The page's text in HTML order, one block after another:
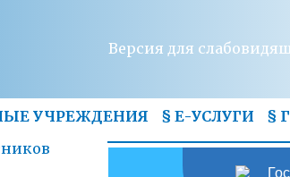
Версия для
УЧРЕЖДЕНИЯ § Е-УСЛУГИ §